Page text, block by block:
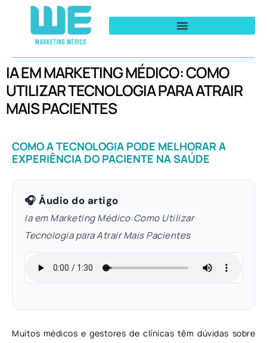
IA EM MARKETING MÉDICO: COMO
UTILIZAR TECNOLOGIA PARA ATRAIR
MAIS PACIENTES
COMO A TECNOLOGIA PODE MELHORAR A
EXPERIÊNCIA DO PACIENTE NA SAÚDE
🎧 Áudio do artigo
Ia em Marketing Médico:Como Utilizar
Tecnologia para Atrair Mais Pacientes
Muitos médicos e gestores de clínicas têm dúvidas sobre